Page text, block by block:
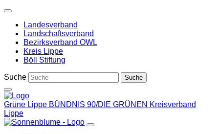
Weiter
Inhalt
Landesverband
Landschaftsverband
Bezirksverband OWL
Kreis Lippe
Böll Stiftung
Suche
Grüne Lippe BÜNDNIS 90/DIE GRÜNEN Kreisverband
Lippe